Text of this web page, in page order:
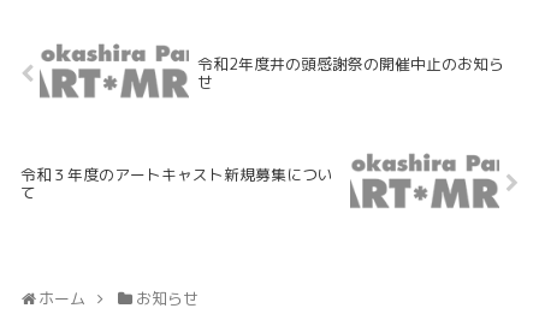
令和2年度井の頭感謝祭の開催中止のお知ら
せ
令和３年度のアートキャスト新規募集につい
て
ホーム お知らせ